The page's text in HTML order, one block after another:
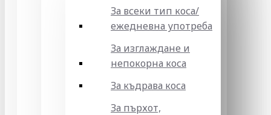
За всеки тип коса/
ежедневна употреба
За изглаждане и
непокорна коса
За къдрава коса
За пърхот,